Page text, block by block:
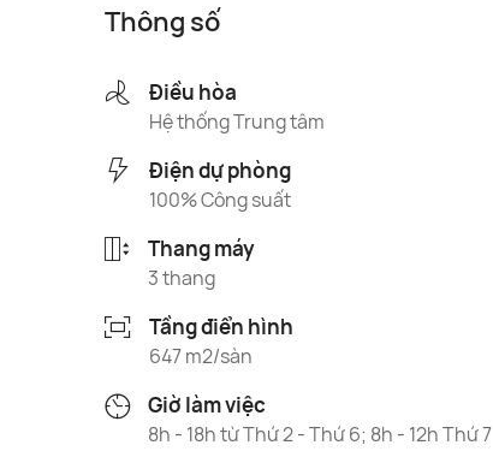
Thông số
Điều hòa
Hệ thống Trung tâm
Điện dự phòng
100% Công suất
Thang máy
3 thang
Tầng điển hình
647 m2/sàn
Giờ làm việc
8h - 18h từ Thứ 2 - Thứ 6; 8h - 12h Thứ 7